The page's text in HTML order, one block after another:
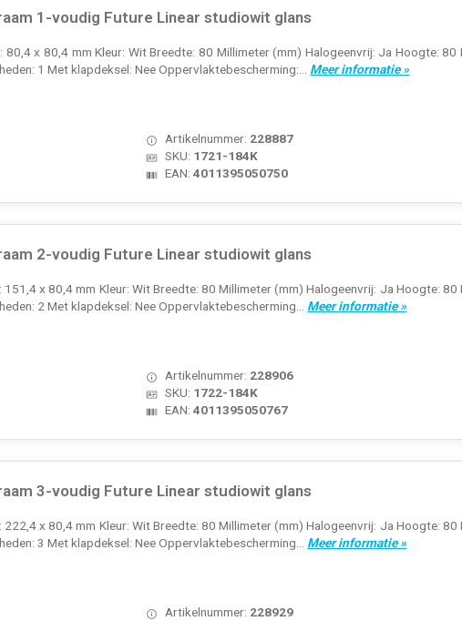
1-voudig Future Linear studiowit glans
x 80,4 mm Kleur: Wit Breedte: 80 Millimeter (mm) Halogeenvrij: Ja Hoogte: 80
1 Met klapdeksel: Nee Oppervlaktebescherming:... Meer informatie »
Artikelnummer: 228887
SKU: 1721-184K
EAN:4011395050750
2-voudig Future Linear studiowit glans
x 80,4 mm Kleur: Wit Breedte: 80 Millimeter (mm) Halogeenvrij: Ja Hoogte: 80
2 Met klapdeksel: Nee Oppervlaktebescherming... Meer informatie »
Artikelnummer: 228906
SKU: 1722-184K
EAN:4011395050767
3-voudig Future Linear studiowit glans
x 80,4 mm Kleur: Wit Breedte: 80 Millimeter (mm) Halogeenvrij: Ja Hoogte: 80
3 Met klapdeksel: Nee Oppervlaktebescherming... Meer informatie »
Artikelnummer: 228929